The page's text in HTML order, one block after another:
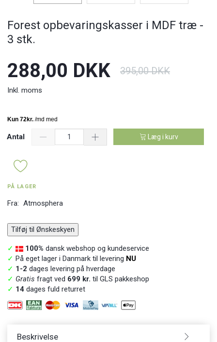
Forest opbevaringskasser i MDF træ -
3 stk.
288,00 DKK 395,00 DKK
Inkl. moms
Antal Læg i kurv
PÅ LAGER
Fra: Atmosphera
Tilføj til Ønskeskyen
✓ 100% dansk webshop og kundeservice
✓ På eget lager i Danmark til levering NU
✓ 1-2 dages levering på hverdage
✓ Gratis fragt ved 699 kr. til GLS pakkeshop
✓ 14 dages fuld returret
Beskrivelse